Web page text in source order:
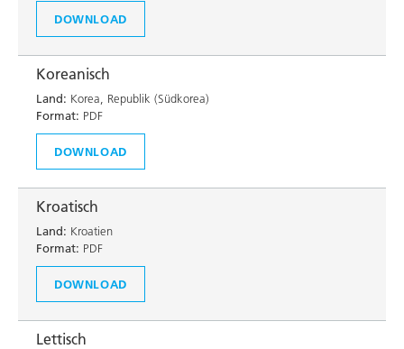
DOWNLOAD
Koreanisch
Land: Korea, Republik (Südkorea)
Format: PDF
DOWNLOAD
Kroatisch
Land: Kroatien
Format: PDF
DOWNLOAD
Lettisch